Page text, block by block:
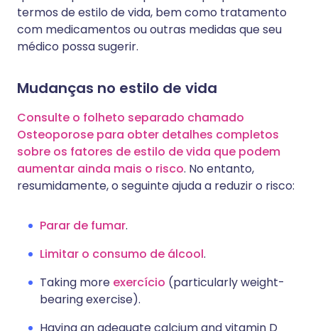
termos de estilo de vida, bem como tratamento
com medicamentos ou outras medidas que seu
médico possa sugerir.
Mudanças no estilo de vida
Consulte o folheto separado chamado
Osteoporose para obter detalhes completos
sobre os fatores de estilo de vida que podem
aumentar ainda mais o risco. No entanto,
resumidamente, o seguinte ajuda a reduzir o risco:
Parar de fumar.
Limitar o consumo de álcool.
Taking more exercício (particularly weight-
bearing exercise).